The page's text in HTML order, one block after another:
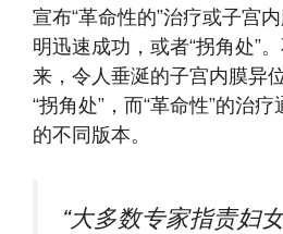
宣布“革命性的”治疗或子宫
明迅速成功，或者“拐角处”
来，令人垂涎的子宫内膜异
“拐角处”，而“革命性”的治
的不同版本。
“大多数专家指责妇